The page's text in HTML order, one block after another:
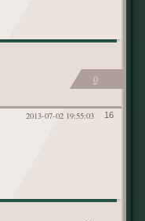
0
16
2013-07-02 19:55:03